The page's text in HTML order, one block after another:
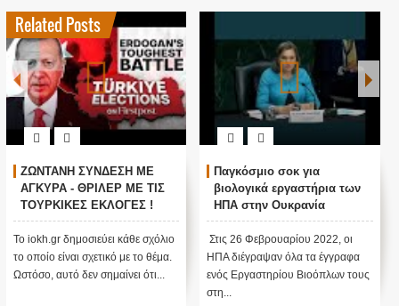
Related Posts
ΖΩΝΤΑΝΗ ΣΥΝΔΕΣΗ ΜΕ
ΑΓΚΥΡΑ - ΘΡΙΛΕΡ ΜΕ ΤΙΣ
ΤΟΥΡΚΙΚΕΣ ΕΚΛΟΓΕΣ !
Το iokh.gr δημοσιεύει κάθε σχόλιο
το οποίο είναι σχετικό με το θέμα.
Ωστόσο, αυτό δεν σημαίνει ότι...
Παγκόσμιο σοκ για
βιολογικά εργαστήρια των
ΗΠΑ στην Ουκρανία
Στις 26 Φεβρουαρίου 2022, οι
ΗΠΑ διέγραψαν όλα τα έγγραφα
ενός Εργαστηρίου Βιοόπλων τους
στη...